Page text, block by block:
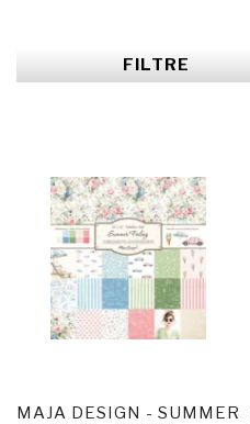
FILTRE
MAJA DESIGN - SUMMER